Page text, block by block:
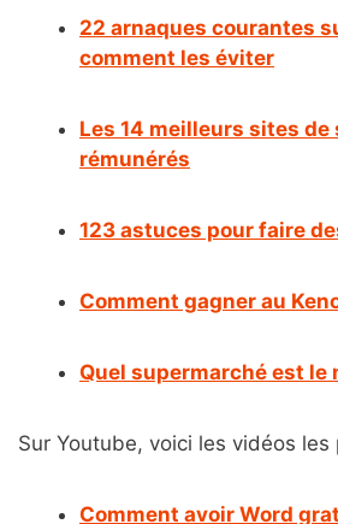
22 arnaques courantes
comment les éviter
Les 14 meilleurs sites de
rémunérés
123 astuces pour faire
Comment gagner au
Quel supermarché est le
Sur Youtube, voici les vidéos les
Comment avoir Word